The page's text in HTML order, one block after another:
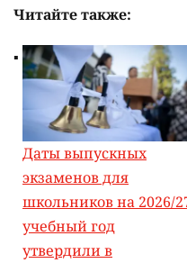
Читайте также:
Даты выпускных
экзаменов для
школьников на 2026/
учебный год
утвердили в